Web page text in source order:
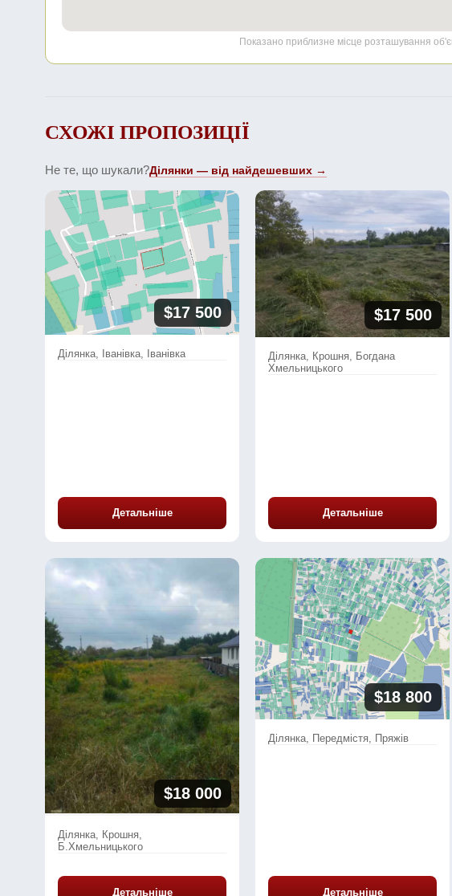
Показано приблизне місце розташування
СХОЖІ ПРОПОЗИЦІЇ
Не те, що шукали?Ділянки — від найдешевших →
$17 500
Ділянка, Іванівка, Іванівка
Детальніше
$17 500
Ділянка, Крошня, Богдана
Хмельницького
Детальніше
$18 000
Ділянка, Крошня,
Б.Хмельницького
Детальніше
$18 800
Ділянка, Передмістя, Пряжів
Детальніше